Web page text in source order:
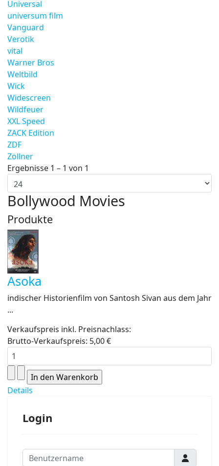
Universal
universum film
Vanguard
Verotik
vital
Warner Bros
Weltbild
Wick
Widescreen
Wildfeuer
XXL Speed
ZACK Edition
ZDF
Zollner
Ergebnisse 1 – 1 von 1
Bollywood Movies
Produkte
Asoka
indischer Historienfilm von Santosh Sivan aus dem Jahr
...
Verkaufspreis inkl. Preisnachlass:
Brutto-Verkaufspreis: 5,00 €
Details
Login
Benutzername